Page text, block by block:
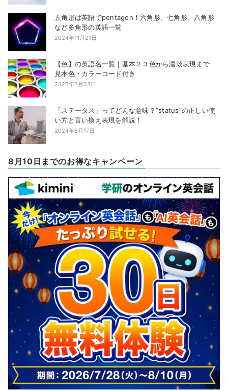
五角形は英語でpentagon！六角形、七角形、八角形
など多角形の英語一覧
2024年11月21日
【色】の英語名一覧｜基本２３色から濃淡表現まで｜
見本色・カラーコード付き
2025年3月23日
「ステータス」ってどんな意味？”status”の正しい使
い方と言い換え表現を解説！
2024年6月17日
8月10日までのお得なキャンペーン